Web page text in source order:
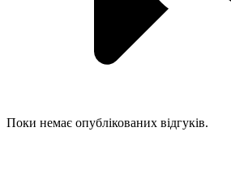
Поки немає опублікованих відгуків.